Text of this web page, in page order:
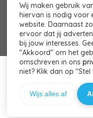
© 2026 DATA-
Wij maken gebruik
hiervan is nodig voor
website. Daarnaast
ervoor dat jij
bij jouw interesses.
"Akkoord" om het
omschreven in ons
niet? Klik dan op "Stel
Wijs alles af